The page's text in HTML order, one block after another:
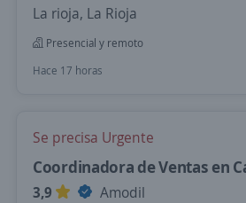
La rioja, La Rioja
Presencial y remoto
Hace 17 horas
Se precisa Urgente
Coordinadora de Ventas en
3,9
Amodil